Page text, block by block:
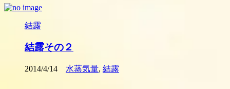
結露
結露その２
2014/4/14 水蒸気量, 結露